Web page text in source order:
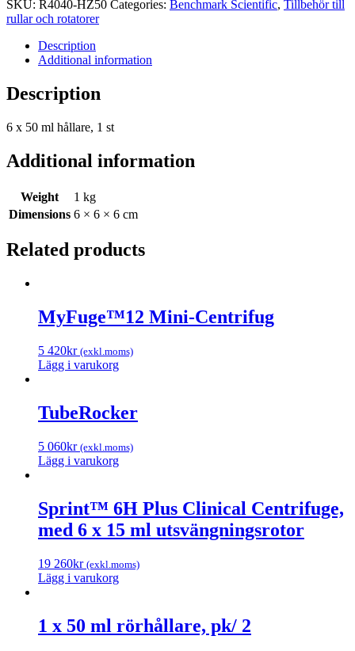
ml
hållare,
quantity
SKU: R4040-HZ50 Categories: Benchmark Scientific, Tillbehör till
rullar och rotatorer
Description
Additional information
Description
6 x 50 ml hållare, 1 st
Additional information
Weight
1 kg
Dimensions 6 × 6 × 6 cm
Related products
MyFuge™12 Mini-Centrifug
5 420kr (exkl.moms)
Lägg i varukorg
TubeRocker
5 060kr (exkl.moms)
Lägg i varukorg
Sprint™ 6H Plus Clinical Centrifuge,
med 6 x 15 ml utsvängningsrotor
19 260kr (exkl.moms)
Lägg i varukorg
1 x 50 ml rörhållare, pk/ 2